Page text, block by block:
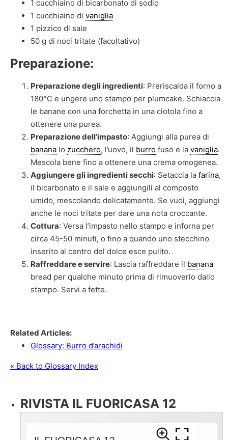
1 cucchiaino di bicarbonato di sodio
1 cucchiaino di vaniglia
1 pizzico di sale
50 g di noci tritate (facoltativo)
Preparazione:
Preparazione degli ingredienti: Preriscalda il forno a
180°C e ungere uno stampo per plumcake. Schiaccia
le banane con una forchetta in una ciotola fino a
ottenere una purea.
Preparazione dell’impasto: Aggiungi alla purea di
banana lo zucchero, l’uovo, il burro fuso e la vaniglia.
Mescola bene fino a ottenere una crema omogenea.
Aggiungere gli ingredienti secchi: Setaccia la farina,
il bicarbonato e il sale e aggiungili al composto
umido, mescolando delicatamente. Se vuoi, aggiungi
anche le noci tritate per dare una nota croccante.
Cottura: Versa l’impasto nello stampo e inforna per
circa 45-50 minuti, o fino a quando uno stecchino
inserito al centro del dolce esce pulito.
Raffreddare e servire: Lascia raffreddare il banana
bread per qualche minuto prima di rimuoverlo dallo
stampo. Servi a fette.
Related Articles:
Glossary: Burro d’arachidi
« Back to Glossary Index
RIVISTA IL FUORICASA 12